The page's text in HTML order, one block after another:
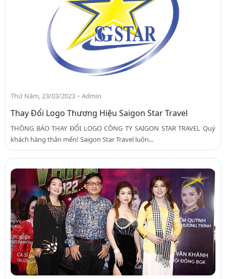
Thứ Năm, 23/03/2023 - Admin
Thay Đổi Logo Thương Hiệu Saigon Star Travel
THÔNG BÁO THAY ĐỔI LOGO CÔNG TY SAIGON STAR TRAVEL Quý
khách hàng thân mến! Saigon Star Travel luôn...